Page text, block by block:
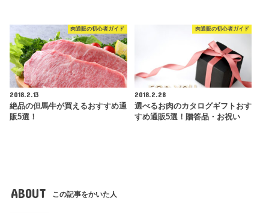
肉通販の初心者ガイド
2018.2.13
絶品の但馬牛が買えるおすすめ通
販5選！
肉通販の初心者ガイド
2018.2.28
選べるお肉のカタログギフトおす
すめ通販5選！贈答品・お祝い
ABOUT この記事をかいた人